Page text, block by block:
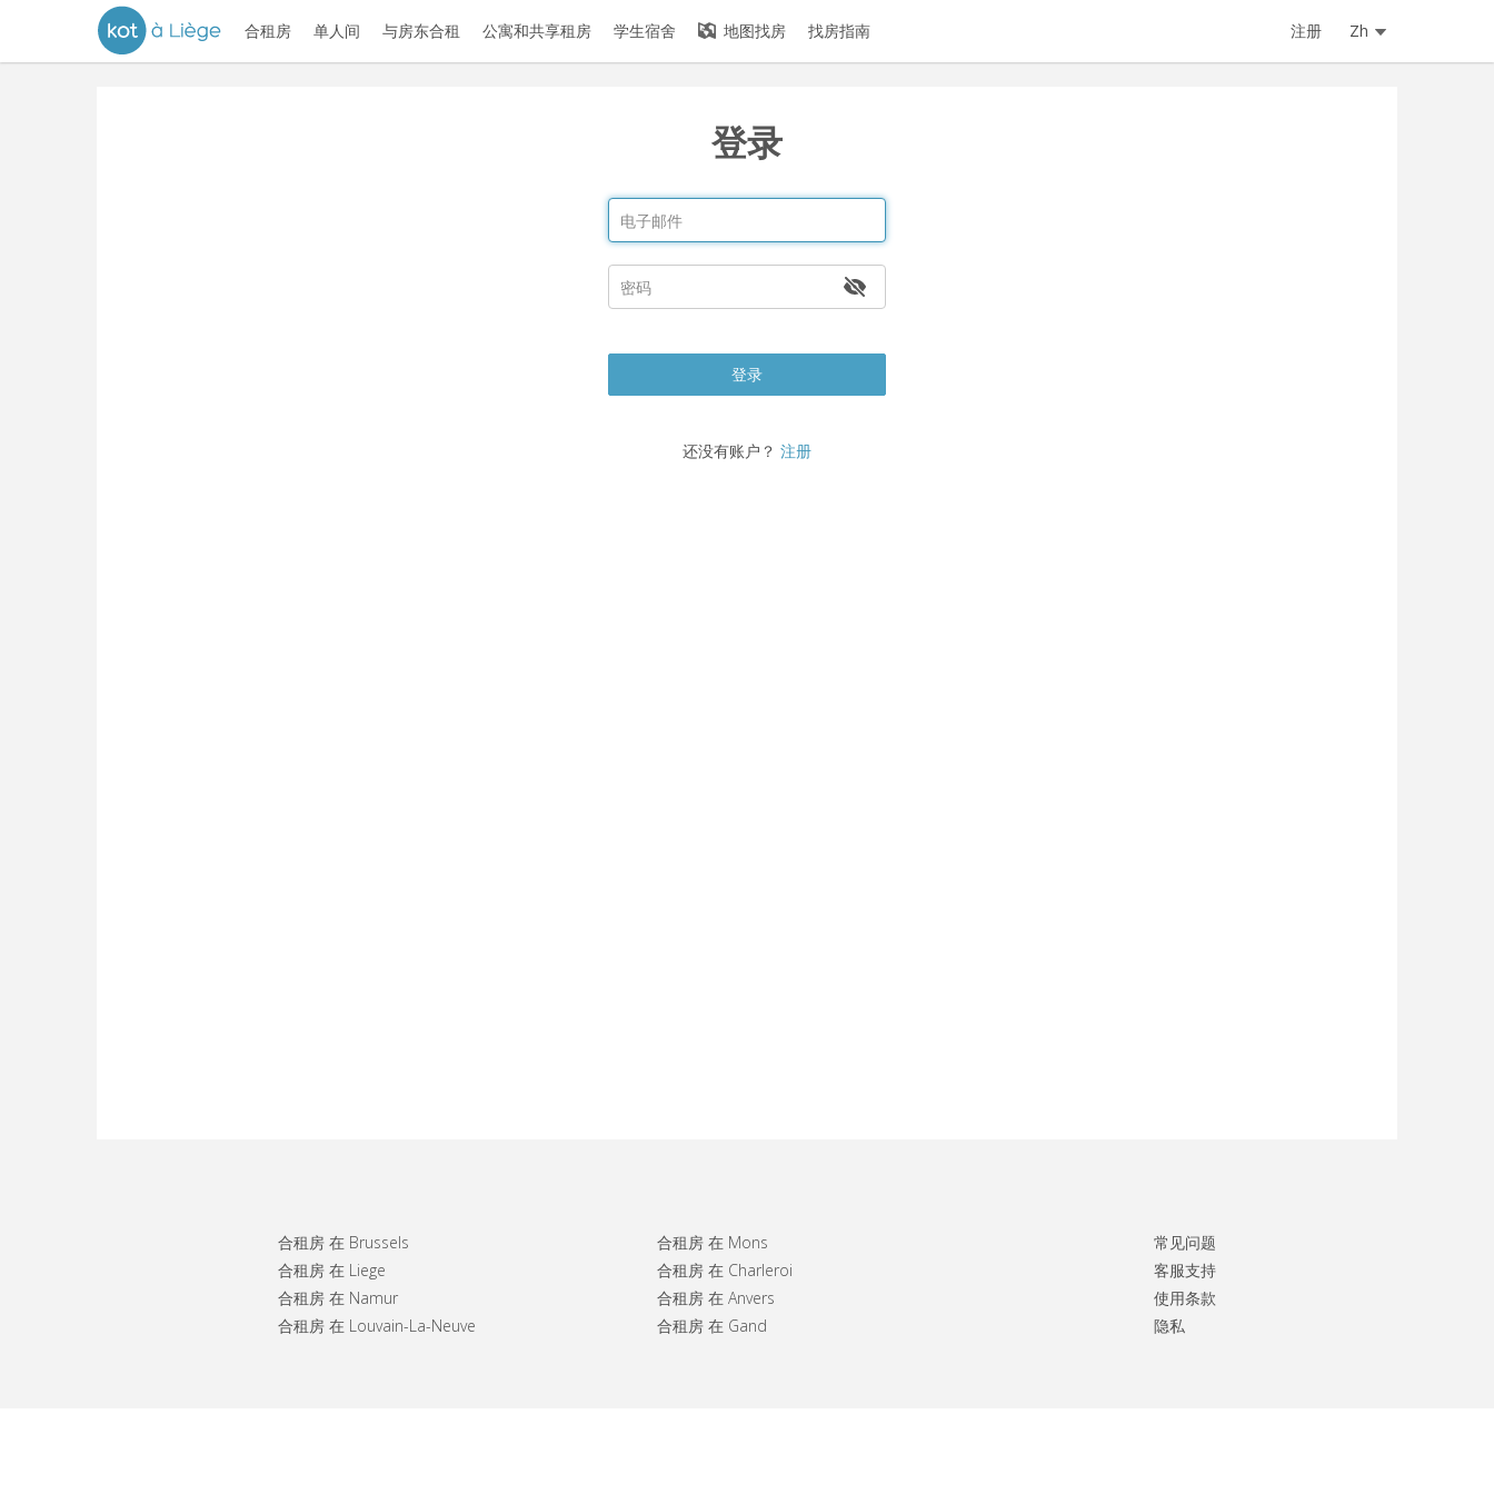
合租房 单人间 与房东合租 公寓和共享租房 学生宿舍 地图找房 找房指南 注册 Zh
登录
登录
还没有账户？ 注册
合租房 在 Brussels
合租房 在 Liege
合租房 在 Namur
合租房 在 Louvain-La-Neuve
合租房 在 Mons
合租房 在 Charleroi
合租房 在 Anvers
合租房 在 Gand
常见问题
客服支持
使用条款
隐私